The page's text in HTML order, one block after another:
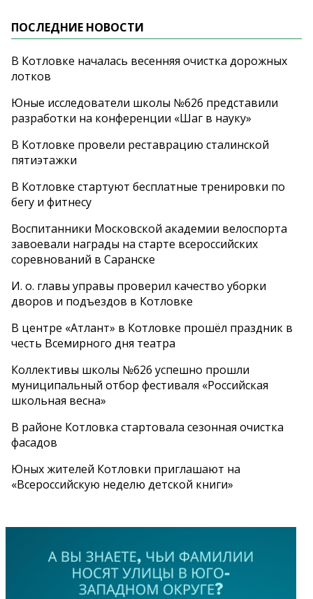
ПОСЛЕДНИЕ НОВОСТИ
В Котловке началась весенняя очистка дорожных
лотков
Юные исследователи школы №626 представили
разработки на конференции «Шаг в науку»
В Котловке провели реставрацию сталинской
пятиэтажки
В Котловке стартуют бесплатные тренировки по
бегу и фитнесу
Воспитанники Московской академии велоспорта
завоевали награды на старте всероссийских
соревнований в Саранске
И. о. главы управы проверил качество уборки
дворов и подъездов в Котловке
В центре «Атлант» в Котловке прошёл праздник в
честь Всемирного дня театра
Коллективы школы №626 успешно прошли
муниципальный отбор фестиваля «Российская
школьная весна»
В районе Котловка стартовала сезонная очистка
фасадов
Юных жителей Котловки приглашают на
«Всероссийскую неделю детской книги»